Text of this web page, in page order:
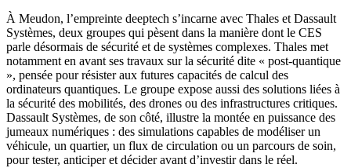
À Meudon, l’empreinte deeptech s’incarne avec Thales et Dassault
Systèmes, deux groupes qui pèsent dans la manière dont le CES
parle désormais de sécurité et de systèmes complexes. Thales met
notamment en avant ses travaux sur la sécurité dite « post-quantique
», pensée pour résister aux futures capacités de calcul des
ordinateurs quantiques. Le groupe expose aussi des solutions liées à
la sécurité des mobilités, des drones ou des infrastructures critiques.
Dassault Systèmes, de son côté, illustre la montée en puissance des
jumeaux numériques : des simulations capables de modéliser un
véhicule, un quartier, un flux de circulation ou un parcours de soin,
pour tester, anticiper et décider avant d’investir dans le réel.